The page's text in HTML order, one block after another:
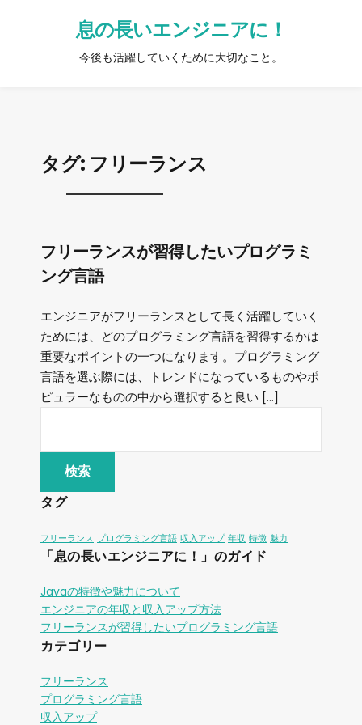
息の長いエンジニアに！
今後も活躍していくために大切なこと。
タグ: フリーランス
フリーランスが習得したいプログラミ
ング言語
エンジニアがフリーランスとして長く活躍していく
ためには、どのプログラミング言語を習得するかは
重要なポイントの一つになります。プログラミング
言語を選ぶ際には、トレンドになっているものやポ
ピュラーなものの中から選択すると良い […]
タグ
フリーランス プログラミング言語 収入アップ 年収 特徴 魅力
「息の長いエンジニアに！」のガイド
Javaの特徴や魅力について
エンジニアの年収と収入アップ方法
フリーランスが習得したいプログラミング言語
カテゴリー
フリーランス
プログラミング言語
収入アップ